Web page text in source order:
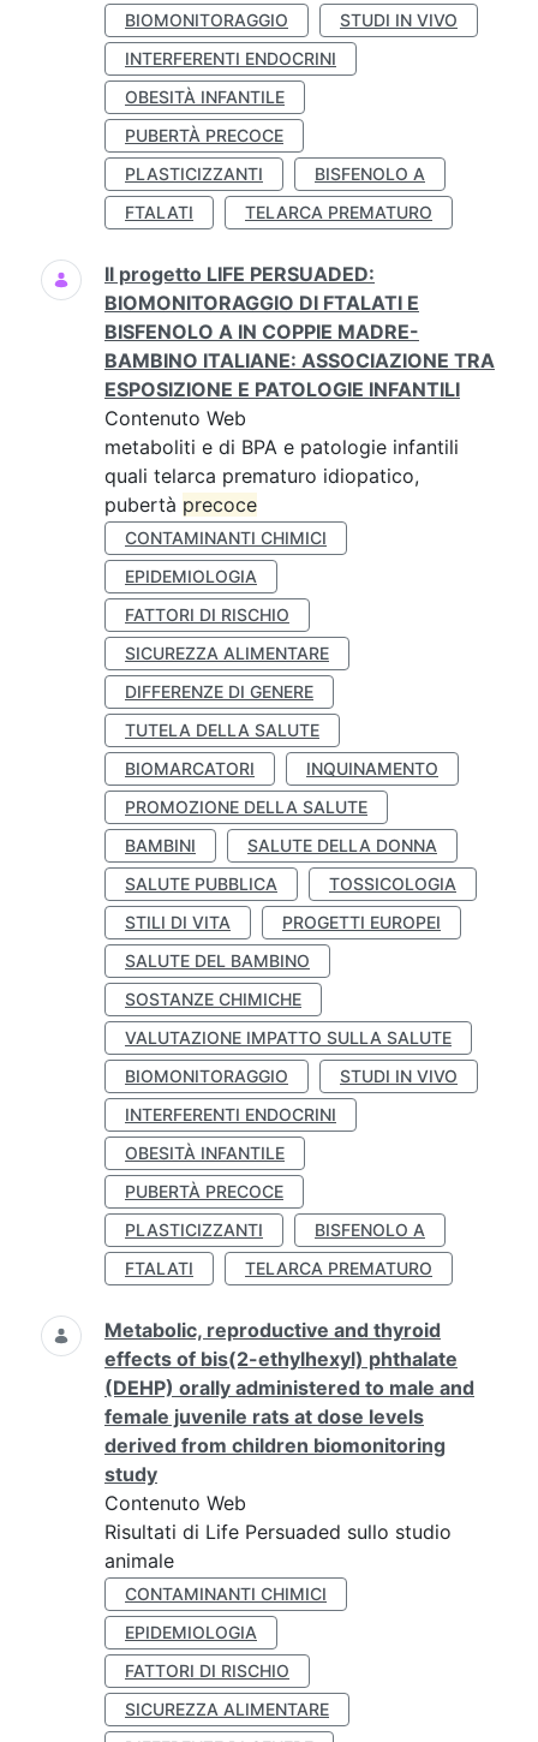
BIOMONITORAGGIO
STUDI IN VIVO
INTERFERENTI ENDOCRINI
OBESITÀ INFANTILE
PUBERTÀ PRECOCE
PLASTICIZZANTI
BISFENOLO A
FTALATI
TELARCA PREMATURO
Il progetto LIFE PERSUADED:
BIOMONITORAGGIO DI FTALATI E
BISFENOLO A IN COPPIE MADRE-
BAMBINO ITALIANE: ASSOCIAZIONE TRA
ESPOSIZIONE E PATOLOGIE INFANTILI
Contenuto Web
metaboliti e di BPA e patologie infantili
quali telarca prematuro idiopatico,
pubertà precoce
CONTAMINANTI CHIMICI
EPIDEMIOLOGIA
FATTORI DI RISCHIO
SICUREZZA ALIMENTARE
DIFFERENZE DI GENERE
TUTELA DELLA SALUTE
BIOMARCATORI
INQUINAMENTO
PROMOZIONE DELLA SALUTE
BAMBINI
SALUTE DELLA DONNA
SALUTE PUBBLICA
TOSSICOLOGIA
STILI DI VITA
PROGETTI EUROPEI
SALUTE DEL BAMBINO
SOSTANZE CHIMICHE
VALUTAZIONE IMPATTO SULLA SALUTE
BIOMONITORAGGIO
STUDI IN VIVO
INTERFERENTI ENDOCRINI
OBESITÀ INFANTILE
PUBERTÀ PRECOCE
PLASTICIZZANTI
BISFENOLO A
FTALATI
TELARCA PREMATURO
Metabolic, reproductive and thyroid
effects of bis(2-ethylhexyl) phthalate
(DEHP) orally administered to male and
female juvenile rats at dose levels
derived from children biomonitoring
study
Contenuto Web
Risultati di Life Persuaded sullo studio
animale
CONTAMINANTI CHIMICI
EPIDEMIOLOGIA
FATTORI DI RISCHIO
SICUREZZA ALIMENTARE